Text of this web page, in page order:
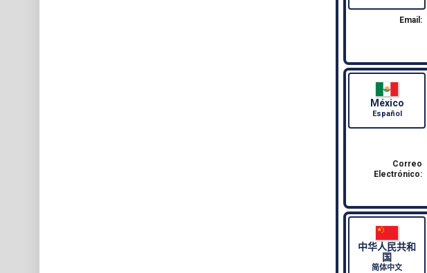
Email:
México
Español
Correo
Electrónico:
中华人民共和
国
简体中文